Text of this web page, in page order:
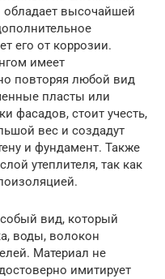
обладает высочайшей
его от коррозии.
имеет
повторяя любой вид
пласты или
фасадов, стоит учесть,
вес и создадут
и фундамент. Также
утеплителя, так как
вид, который
воды, волокон
Материал не
имитирует